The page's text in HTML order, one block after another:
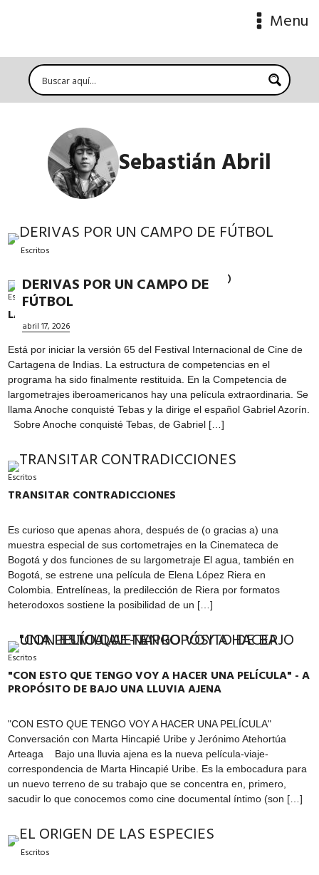
Menu
Sebastián Abril
Escritos
DERIVAS POR UN CAMPO DE
FÚTBOL
abril 17, 2026
Escritos
LA VIDA DEL UNO SIN EL OTRO
Está por iniciar la versión 65 del Festival Internacional de Cine de
Cartagena de Indias. La estructura de competencias en el
programa ha sido finalmente restituida. En la Competencia de
largometrajes iberoamericanos hay una película extraordinaria. Se
llama Anoche conquisté Tebas y la dirige el español Gabriel Azorín.
Sobre Anoche conquisté Tebas, de Gabriel […]
Escritos
TRANSITAR CONTRADICCIONES
Es curioso que apenas ahora, después de (o gracias a) una
muestra especial de sus cortometrajes en la Cinemateca de
Bogotá y dos funciones de su largometraje El agua, también en
Bogotá, se estrene una película de Elena López Riera en
Colombia. Entrelíneas, la predilección de Riera por formatos
heterodoxos sostiene la posibilidad de un […]
Escritos
"CON ESTO QUE TENGO VOY A HACER UNA PELÍCULA" - A
PROPÓSITO DE BAJO UNA LLUVIA AJENA
"CON ESTO QUE TENGO VOY A HACER UNA PELÍCULA"
Conversación con Marta Hincapié Uribe y Jerónimo Atehortúa
Arteaga Bajo una lluvia ajena es la nueva película-viaje-
correspondencia de Marta Hincapié Uribe. Es la embocadura para
un nuevo terreno de su trabajo que se concentra en, primero,
sacudir lo que conocemos como cine documental íntimo (son […]
Escritos